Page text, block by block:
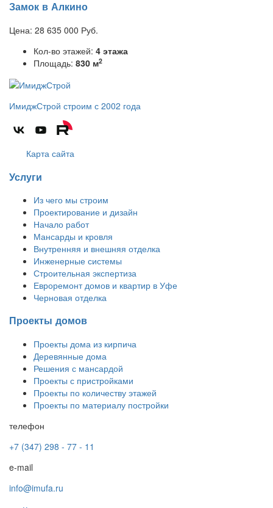
Замок в Алкино
Цена: 28 635 000 Руб.
Кол-во этажей: 4 этажа
Площадь: 830 м2
ИмиджСтрой строим с 2002 года
Карта сайта
Услуги
Из чего мы строим
Проектирование и дизайн
Начало работ
Мансарды и кровля
Внутренняя и внешняя отделка
Инженерные системы
Строительная экспертиза
Евроремонт домов и квартир в Уфе
Черновая отделка
Проекты домов
Проекты дома из кирпича
Деревянные дома
Решения с мансардой
Проекты с пристройками
Проекты по количеству этажей
Проекты по материалу постройки
телефон
+7 (347) 298 - 77 - 11
e-mail
info@imufa.ru